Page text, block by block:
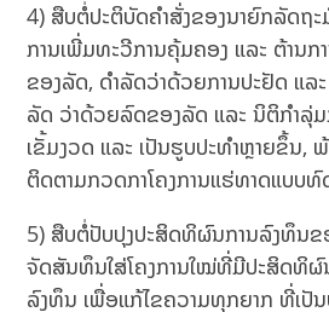
4) ສືບຕໍ່ປະຕິບັດຄໍາສັ່ງຂອງນາຍົກລັດຖ
ການເພີ່ມທະວີການຄຸ້ມຄອງ ແລະ ຕ້ານກ
ຂອງລັດ, ດໍາລັດວ່າດ້ວຍການປະຢັດ ແລ
ລັດ ວ່າດ້ວຍລົດຂອງລັດ ແລະ ນິຕິກໍາ
ເຂັ້ມງວດ ແລະ ເປັນຮູບປະທໍາຫຼາຍຂຶ້ນ,
ຕິດຕາມກວດກາໂຄງການແຮ່ທາດແບບທົ
5) ສືບຕໍ່ປັບປຸງປະສິດທິຜົນການລົງທຶນ
ຈັດສັນທຶນໃສ່ໂຄງການໃໝ່ທີ່ມີປະສິດທິຜົ
ລົງທຶນ ເພື່ອແກ້ໄຂຄວາມທຸກຍາກ ທີ່ເປັ